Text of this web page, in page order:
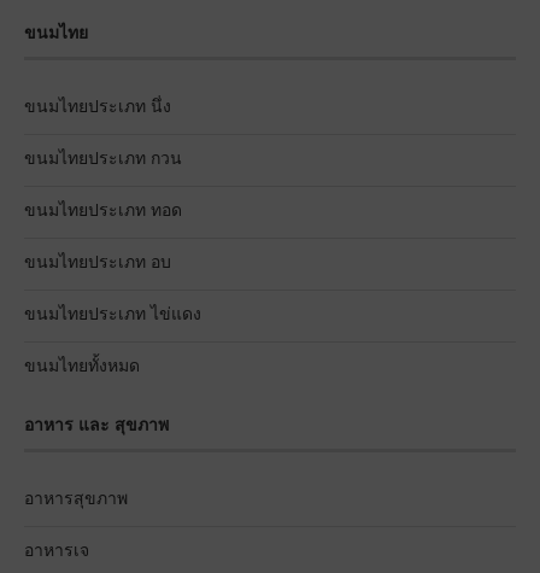
ขนมไทย
ขนมไทยประเภท นึ่ง
ขนมไทยประเภท กวน
ขนมไทยประเภท ทอด
ขนมไทยประเภท อบ
ขนมไทยประเภท ไข่แดง
ขนมไทยทั้งหมด
อาหาร และ สุขภาพ
อาหารสุขภาพ
อาหารเจ